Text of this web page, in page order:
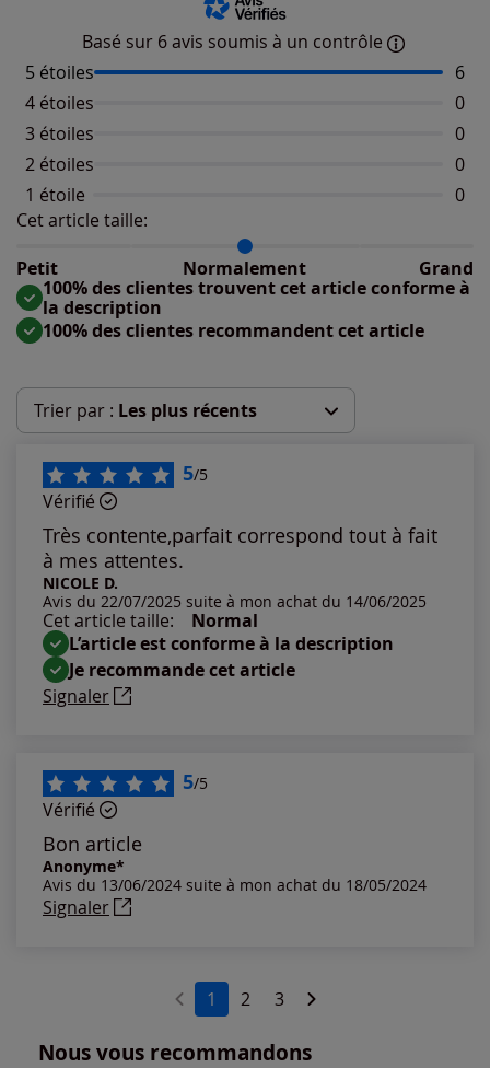
Basé sur 6 avis soumis à un contrôle
5 étoiles
6
4 étoiles
0
3 étoiles
0
2 étoiles
0
1 étoile
0
Cet article taille:
Petit
Normalement Grand
Répartition du taillant selon les avis clients
Taille normalement : 100%
Taille grand : 0%
100% des clientes trouvent cet article conforme à
la description
100% des clientes recommandent cet article
Trier par : Les plus récents
Les plus récents
Les plus anciens
Notes les plus élevées
Notes les plus basses
5/5
Vérifié
Très contente,parfait correspond tout à fait
à mes attentes.
NICOLE D.
Avis du 22/07/2025 suite à mon achat du 14/06/2025
Cet article taille:
Normal
L’article est conforme à la description
Je recommande cet article
Signaler
5/5
Vérifié
Bon article
Anonyme*
Avis du 13/06/2024 suite à mon achat du 18/05/2024
Signaler
1 2 3
Nous vous recommandons